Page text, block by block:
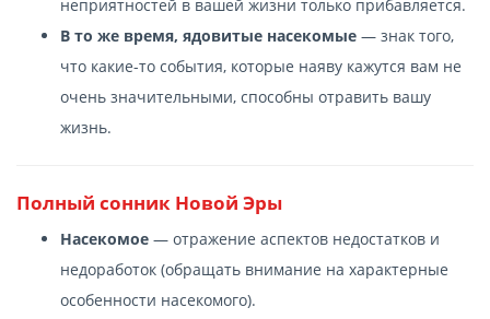
неприятностей в вашей жизни только прибавляется.
В то же время, ядовитые насекомые — знак того,
что какие-то события, которые наяву кажутся вам не
очень значительными, способны отравить вашу
жизнь.
Полный сонник Новой Эры
Насекомое — отражение аспектов недостатков и
недоработок (обращать внимание на характерные
особенности насекомого).